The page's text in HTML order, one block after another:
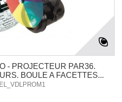
- PROJECTEUR PAR36.
BOULE A FACETTES...